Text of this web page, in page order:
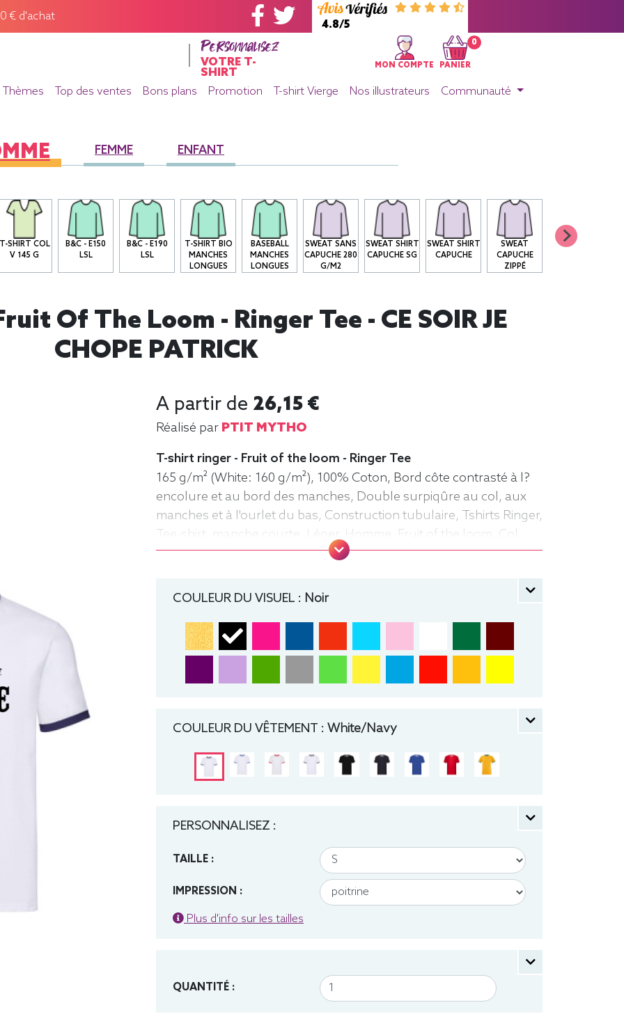
€ d'achat
4.8/5
Personnalisez
VOTRE T-
SHIRT
MON COMPTE
0
PANIER
Thèmes Top des ventes Bons plans Promotion T-shirt Vierge Nos illustrateurs Communauté
FEMME ENFANT
T-SHIRT COL
V 145 G
B&C - E150
LSL
B&C - E190
LSL
T-SHIRT BIO
MANCHES
LONGUES
BASEBALL
MANCHES
LONGUES
SWEAT SANS
CAPUCHE 280
G/M2
SWEAT SHIRT
CAPUCHE SG
SWEAT SHIRT
CAPUCHE
SWEAT
CAPUCHE
ZIPPÉ
Of The Loom - Ringer Tee - CE SOIR JE
CHOPE PATRICK
A partir de 26,15 €
Réalisé par PTIT MYTHO
T-shirt ringer - Fruit of the loom - Ringer Tee
165 g/m² (White: 160 g/m²), 100% Coton, Bord côte contrasté à l?
encolure et au bord des manches, Double surpiqûre au col, aux
manches et à l'ourlet du bas, Construction tubulaire, Tshirts Ringer,
Tee-shirt, manche courte, Léger, Homme, Fruit of the loom, Col
rond
COULEUR DU VISUEL : Noir
COULEUR DU VÊTEMENT : White/Navy
PERSONNALISEZ :
TAILLE :
IMPRESSION :
Plus d'info sur les tailles
QUANTITÉ :